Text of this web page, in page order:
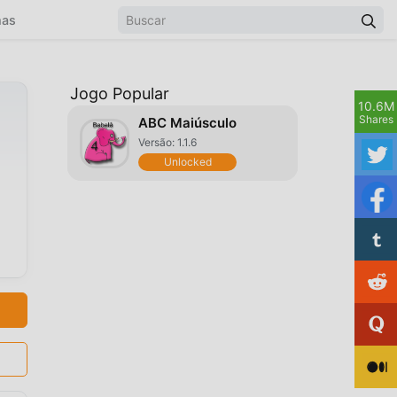
Jogo Popular
ABC Maiúsculo
Versão: 1.1.6
Unlocked
10.6M
Shares